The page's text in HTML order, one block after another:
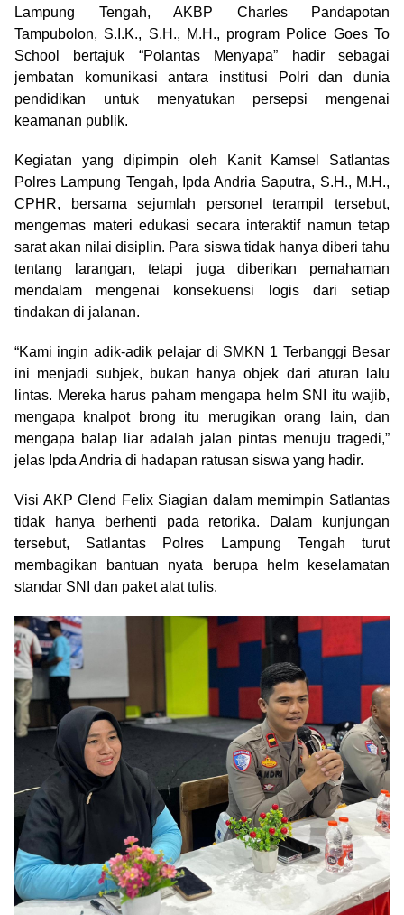
Lampung Tengah, AKBP Charles Pandapotan
Tampubolon, S.I.K., S.H., M.H., program Police Goes To
School bertajuk “Polantas Menyapa” hadir sebagai
jembatan komunikasi antara institusi Polri dan dunia
pendidikan untuk menyatukan persepsi mengenai
keamanan publik.
Kegiatan yang dipimpin oleh Kanit Kamsel Satlantas
Polres Lampung Tengah, Ipda Andria Saputra, S.H., M.H.,
CPHR, bersama sejumlah personel terampil tersebut,
mengemas materi edukasi secara interaktif namun tetap
sarat akan nilai disiplin. Para siswa tidak hanya diberi tahu
tentang larangan, tetapi juga diberikan pemahaman
mendalam mengenai konsekuensi logis dari setiap
tindakan di jalanan.
“Kami ingin adik-adik pelajar di SMKN 1 Terbanggi Besar
ini menjadi subjek, bukan hanya objek dari aturan lalu
lintas. Mereka harus paham mengapa helm SNI itu wajib,
mengapa knalpot brong itu merugikan orang lain, dan
mengapa balap liar adalah jalan pintas menuju tragedi,”
jelas Ipda Andria di hadapan ratusan siswa yang hadir.
Visi AKP Glend Felix Siagian dalam memimpin Satlantas
tidak hanya berhenti pada retorika. Dalam kunjungan
tersebut, Satlantas Polres Lampung Tengah turut
membagikan bantuan nyata berupa helm keselamatan
standar SNI dan paket alat tulis.